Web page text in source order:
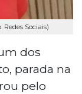
Sociais)
dos
parada na
pelo